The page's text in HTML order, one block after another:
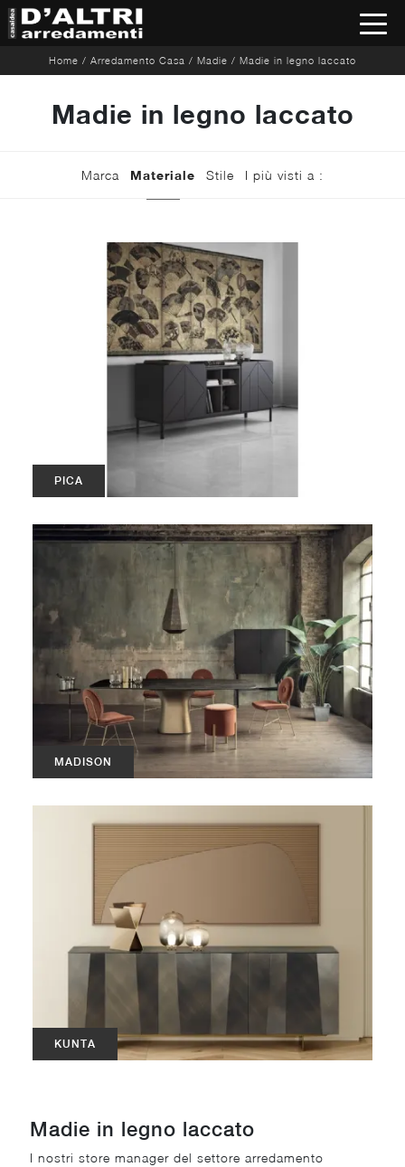
Home / Arredamento Casa / Madie / Madie in legno laccato
Madie in legno laccato
Marca Materiale Stile I più visti a :
PICA
MADISON
KUNTA
Madie in legno laccato
I nostri store manager del settore arredamento